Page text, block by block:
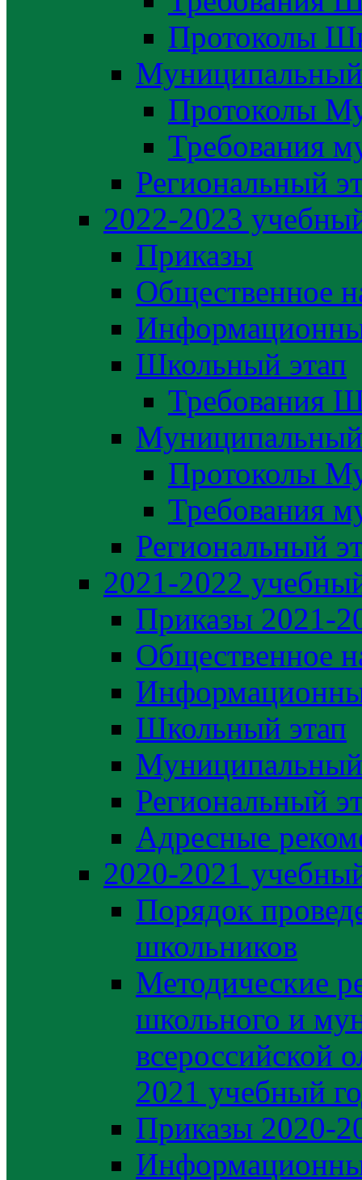
Протоколы
Муниципальный
Протоколы
Требования
Региональный
2022-2023
Приказы
Общественное
Школьный этап
Требования
Муниципальный
Протоколы
Требования
Региональный
2021-2022
Приказы 2021-
Общественное
Школьный этап
Муниципальный
Региональный
Адресные
2020-2021
Порядок
школьников
Методические
школьного и
всероссийской
2021 учебный
Приказы 2020-